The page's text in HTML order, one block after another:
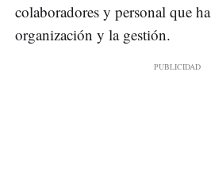
colaboradores y personal que
organización y la gestión.